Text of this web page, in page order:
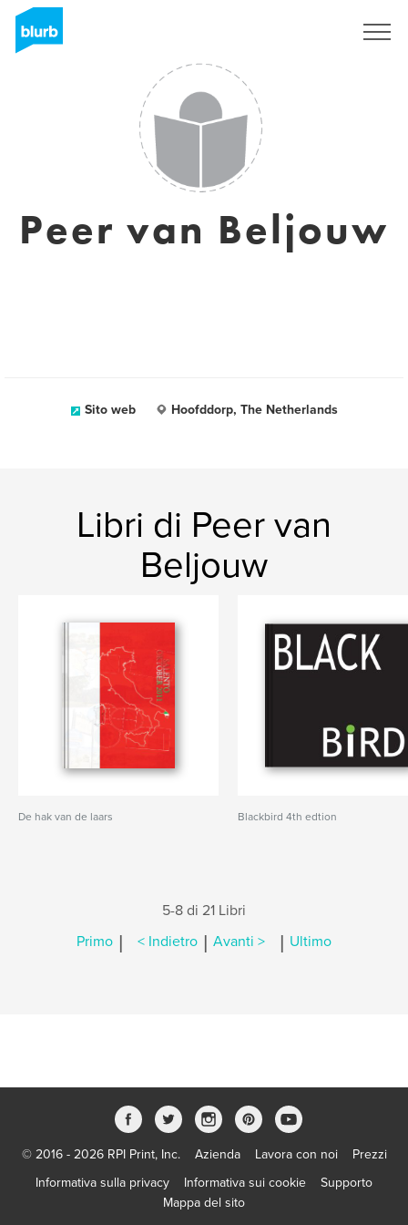
Peer van Beljouw
Sito web Hoofddorp, The Netherlands
Libri di Peer van
Beljouw
De hak van de laars Blackbird 4th edtion
5-8 di 21 Libri
Primo | < Indietro | Avanti > | Ultimo
© 2016 - 2026 RPI Print, Inc. Azienda Lavora con noi
Prezzi
Informativa sulla privacy
Informativa sui cookie
Supporto
Mappa del sito